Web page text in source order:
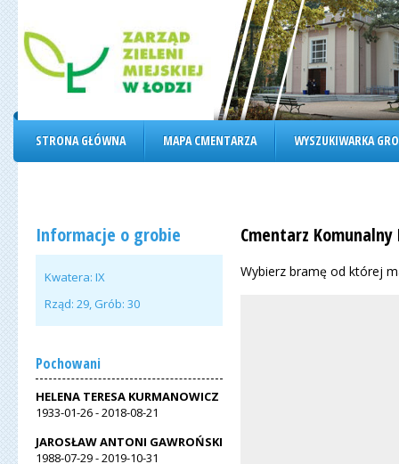
STRONA GŁÓWNA MAPA CMENTARZA WYSZUKIWARKA
Informacje o grobie
Kwatera: IX
Rząd: 29, Grób: 30
Pochowani
HELENA TERESA KURMANOWICZ
1933-01-26-2018-08-21
JAROSŁAW ANTONI GAWROŃSKI
1988-07-29-2019-10-31
Cmentarz Komunalny
Wybierz bramę od której